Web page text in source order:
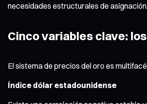
necesidades estructurales de asignación.
Cinco variables clave:
El sistema de precios del oro es
Índice dólar estadounidense